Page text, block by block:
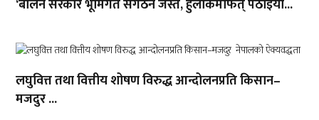
‘बालेन सरकार भूमिगत संगठन जस्तै, हुलाकमार्फत् पठाइयो...
लघुवित्त तथा वित्तीय शोषण विरुद्ध आन्दोलनप्रति किसान–
मजदुर ...